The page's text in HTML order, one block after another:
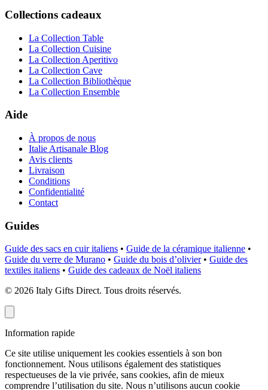
Collections cadeaux
La Collection Table
La Collection Cuisine
La Collection Aperitivo
La Collection Cave
La Collection Bibliothèque
La Collection Ensemble
Aide
À propos de nous
Italie Artisanale Blog
Avis clients
Livraison
Conditions
Confidentialité
Contact
Guides
Guide des sacs en cuir italiens • Guide de la céramique italienne •
Guide du verre de Murano • Guide du bois d’olivier • Guide des
textiles italiens • Guide des cadeaux de Noël italiens
© 2026 Italy Gifts Direct. Tous droits réservés.
Information rapide
Ce site utilise uniquement les cookies essentiels à son bon
fonctionnement. Nous utilisons également des statistiques
respectueuses de la vie privée, sans cookies, afin de mieux
comprendre l’utilisation du site. Nous n’utilisons aucun cookie